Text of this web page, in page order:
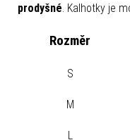
prodyšné . Kalhotky je
Rozměr
S
M
L